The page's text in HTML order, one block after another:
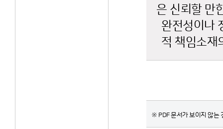
은 신뢰할 만
완전성이나
적 책임소재
※ PDF 문서가 보이지 않는